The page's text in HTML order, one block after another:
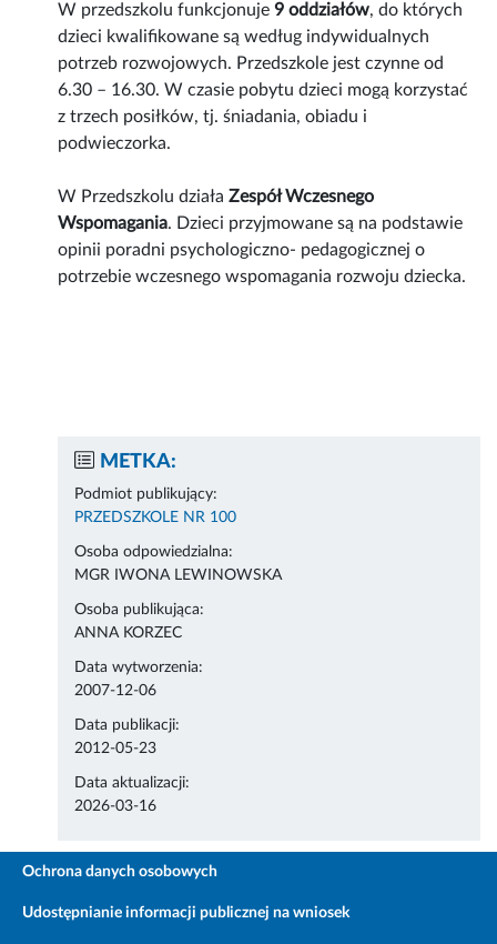
W przedszkolu funkcjonuje9 oddziałów, do których
dzieci kwalifikowane są według indywidualnych
potrzeb rozwojowych. Przedszkole jest czynne od
6.30 – 16.30. W czasie pobytu dzieci mogą korzystać
z trzech posiłków, tj. śniadania, obiadu i
podwieczorka.
W Przedszkolu działaZespół Wczesnego
Wspomagania. Dzieci przyjmowane są na podstawie
opinii poradni psychologiczno- pedagogicznej o
potrzebie wczesnego wspomagania rozwoju dziecka.
METKA:
Podmiot publikujący:
PRZEDSZKOLE NR 100
Osoba odpowiedzialna:
MGR IWONA LEWINOWSKA
Osoba publikująca:
ANNA KORZEC
Data wytworzenia:
2007-12-06
Data publikacji:
2012-05-23
Data aktualizacji:
2026-03-16
Ochrona danych osobowych
Udostępnianie informacji publicznej na wniosek